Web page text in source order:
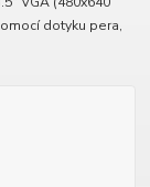
dotyku pera,